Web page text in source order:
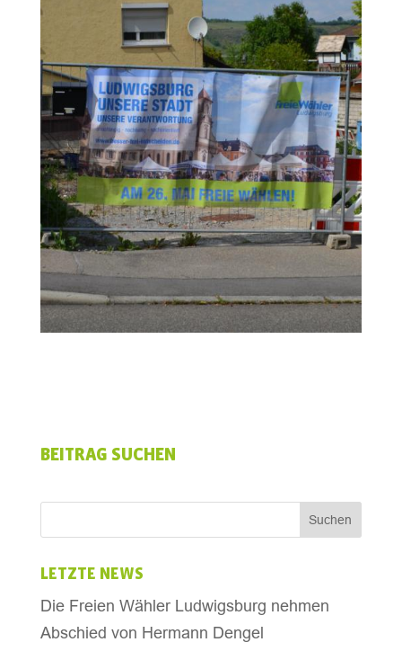
BEITRAG SUCHEN
LETZTE NEWS
Die Freien Wähler Ludwigsburg nehmen
Abschied von Hermann Dengel